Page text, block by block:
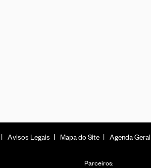
Avisos Legais Mapa do Site Agenda Geral
Parceiros: